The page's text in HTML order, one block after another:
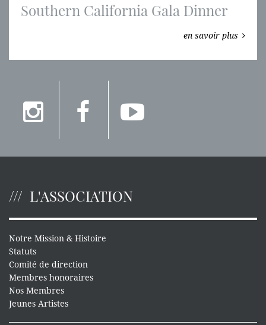
Southern California Gala Dinner
en savoir plus
L'ASSOCIATION
Notre Mission & Histoire
Statuts
Comité de direction
Membres honoraires
Nos Membres
Jeunes Artistes